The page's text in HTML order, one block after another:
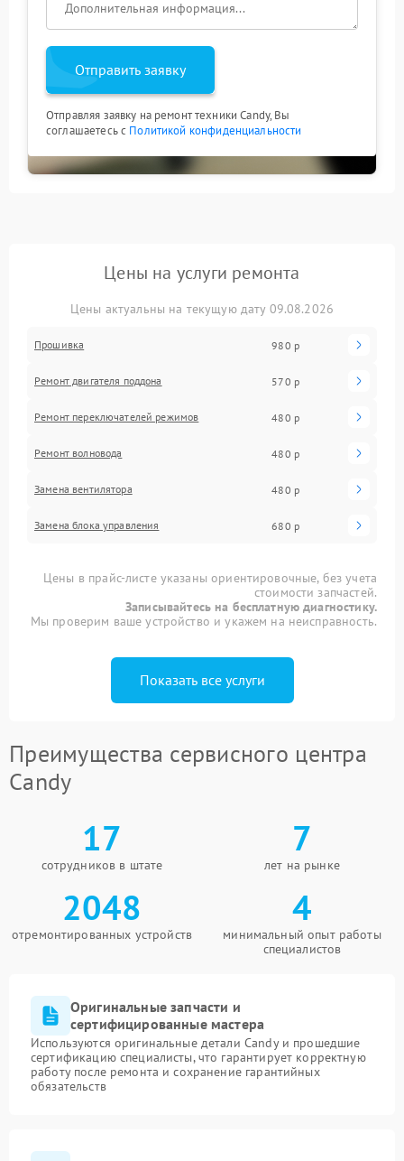
Отправить заявку
Отправляя заявку на ремонт техники Candy, Вы
соглашаетесь с Политикой конфиденциальности
Цены на услуги ремонта
Цены актуальны на текущую дату 09.08.2026
Прошивка 980 р
Ремонт двигателя поддона 570 р
Ремонт переключателей режимов 480 р
Ремонт волновода 480 р
Замена вентилятора 480 р
Замена блока управления 680 р
Цены в прайс-листе указаны ориентировочные, без учета
стоимости запчастей.
Записывайтесь на бесплатную диагностику.
Мы проверим ваше устройство и укажем на неисправность.
Показать все услуги
Преимущества сервисного центра
Candy
17
сотрудников в штате
7
лет на рынке
2048
отремонтированных устройств
4
минимальный опыт работы
специалистов
Оригинальные запчасти и
сертифицированные мастера
Используются оригинальные детали Candy и прошедшие
сертификацию специалисты, что гарантирует корректную
работу после ремонта и сохранение гарантийных
обязательств